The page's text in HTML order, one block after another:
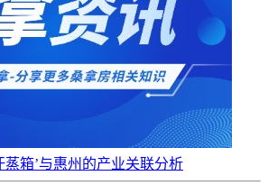
蒸箱’与惠州的产业关联分析